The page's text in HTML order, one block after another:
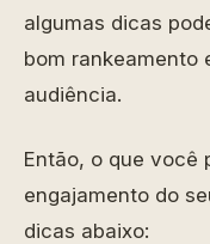
algumas dicas
bom rankeamento
audiência.
Então, o que você
engajamento do
dicas abaixo: